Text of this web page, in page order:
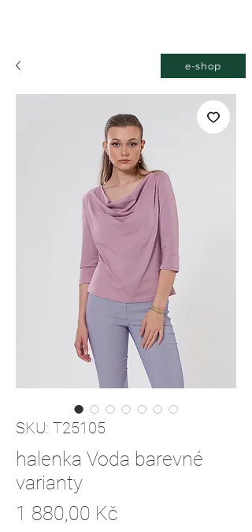
SKU: T25105
halenka Voda barevné
varianty
1 880,00 Kč
e-shop